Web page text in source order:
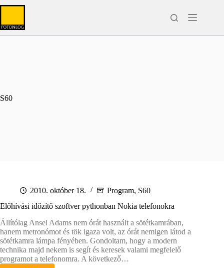
Skip
S60
2010. október 18. Program, S60
Előhívási időzítő szoftver pythonban Nokia telefonokra
Állítólag Ansel Adams nem órát használt a sötétkamrában,
hanem metronómot és tök igaza volt, az órát nemigen látod a
sötétkamra lámpa fényében. Gondoltam, hogy a modern
technika majd nekem is segít és keresek valami megfelelő
programot a telefonomra. A következő…